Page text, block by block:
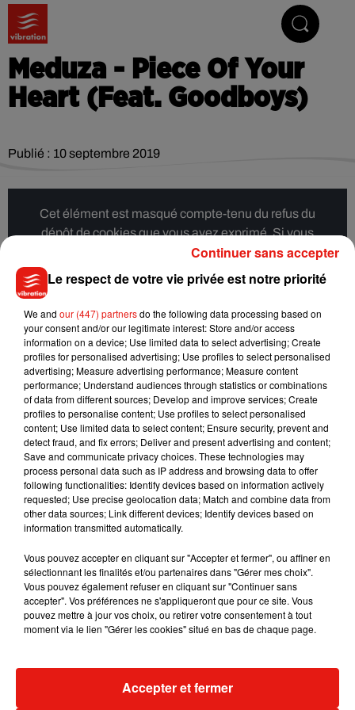
Meduza - Piece Of Your
Heart (Feat. Goodboys)
Publié : 10 septembre 2019
Cet élément est masqué compte-tenu du refus du
dépôt de cookies que vous avez exprimé. Si vous
souhaitez l'afficher, merci de nous donner votre accord
en cliquant sur le bouton ci-dessous.
Afficher l'élément
Musique
Julien Lieb s’essaye à la vie de
chatelain dans son nouveau clip
Madonna
Sensation »
+ DE MUSIQUE
Le respect de votre vie privée est notre priorité
We and our (447) partnersdo the following data processing based on
your consent and/or our legitimate interest: Store and/or access
information on a device; Use limited data to select advertising; Create
profiles for personalised advertising; Use profiles to select personalised
advertising; Measure advertising performance; Measure content
performance; Understand audiences through statistics or combinations
of data from different sources; Develop and improve services; Create
profiles to personalise content; Use profiles to select personalised
content; Use limited data to select content; Ensure security, prevent and
detect fraud, and fix errors; Deliver and present advertising and content;
Save and communicate privacy choices. These technologies may
process personal data such as IP address and browsing data to offer
following functionalities: Identify devices based on information actively
requested; Use precise geolocation data; Match and combine data from
other data sources; Link different devices; Identify devices based on
information transmitted automatically.
Vous pouvez accepter en cliquant sur "Accepter et fermer", ou affiner en
sélectionnant les finalités et/ou partenaires dans "Gérer mes choix".
Vous pouvez également refuser en cliquant sur "Continuer sans
accepter". Vos préférences ne s'appliqueront que pour ce site. Vous
pouvez mettre à jour vos choix, ou retirer votre consentement à tout
moment via le lien "Gérer les cookies" situé en bas de chaque page.
Accepter et fermer
Continuer sans accepter